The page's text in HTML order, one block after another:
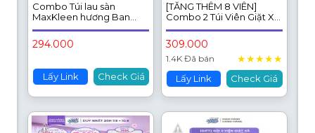
Combo Túi lau sàn
MaxKleen hương Ban
mai thanh mát 3.6kg + Túi
viên hương Huyền Diệu
34 viên + Chai nước lau
294.000
Lấy Link Check Giá
[TĂNG THÊM 8 VIÊN]
Combo 2 Túi Viên Giặt Xả
MaxKleen Hương Ngày
Thư Thái (Túi 34+4 Viên)
309.000
1.4K Đã bán ★★★★★
Lấy Link Check Giá